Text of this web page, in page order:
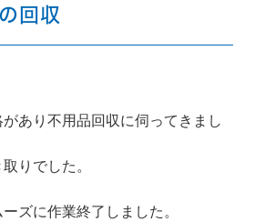
回収
あり不用品回収に伺ってきまし
りでした。
ズに作業終了しました。